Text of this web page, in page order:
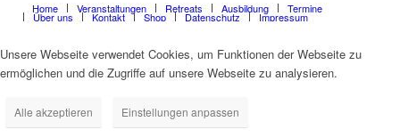
Home
Veranstaltungen Retreats Ausbildung Termine
Über uns Kontakt Shop Datenschutz Impressum
Unsere Webseite verwendet Cookies, um Funktionen der Webseite zu
ermöglichen und die Zugriffe auf unsere Webseite zu analysieren.
Alle akzeptieren Einstellungen anpassen